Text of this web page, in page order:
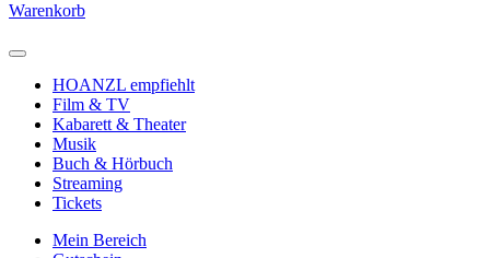
Warenkorb
HOANZL empfiehlt
Film & TV
Kabarett & Theater
Musik
Buch & Hörbuch
Streaming
Tickets
Mein Bereich